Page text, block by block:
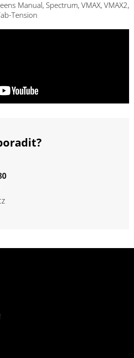
Manual, Spectrum, VMAX, VMAX2,
Tension